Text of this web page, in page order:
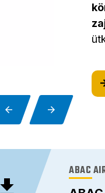
ABAC